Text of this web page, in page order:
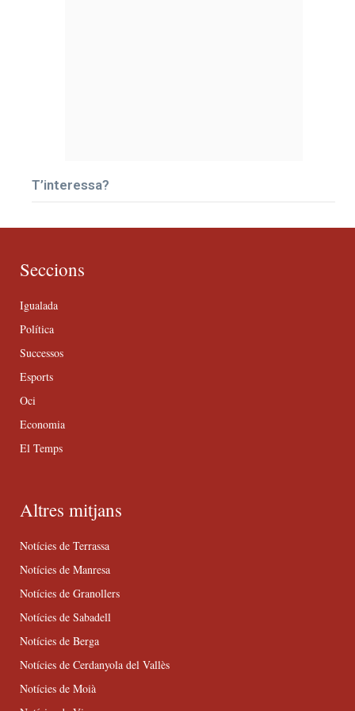
T’interessa?
Seccions
Igualada
Política
Successos
Esports
Oci
Economia
El Temps
Altres mitjans
Notícies de Terrassa
Notícies de Manresa
Notícies de Granollers
Notícies de Sabadell
Notícies de Berga
Notícies de Cerdanyola del Vallès
Notícies de Moià